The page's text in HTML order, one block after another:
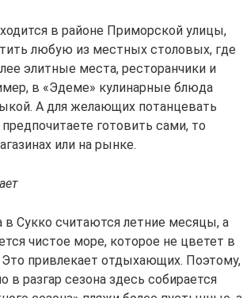
в районе Приморской улицы,
любую из местных столовых, где
элитные места, ресторанчики и
в «Эдеме» кулинарные блюда
А для желающих потанцевать
готовить сами, то
или на рынке.
Сукко считаются летние месяцы, а
чистое море, которое не цветет в
привлекает отдыхающих. Поэтому,
в разгар сезона здесь собирается